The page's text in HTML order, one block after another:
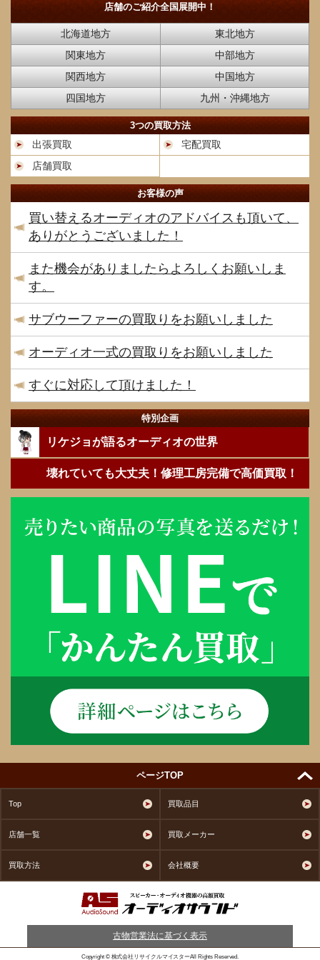
店舗のご紹介全国展開中！
北海道地方
東北地方
関東地方
中部地方
関西地方
中国地方
四国地方
九州・沖縄地方
3つの買取方法
出張買取
宅配買取
店舗買取
お客様の声
買い替えるオーディオのアドバイスも頂いて、
ありがとうございました！
また機会がありましたらよろしくお願いしま
す。
サブウーファーの買取りをお願いしました
オーディオ一式の買取りをお願いしました
すぐに対応して頂けました！
特別企画
リケジョが語るオーディオの世界
壊れていても大丈夫！修理工房完備で高価買取！
ページTOP
Top 買取品目
店舗一覧 買取メーカー
買取方法 会社概要
古物営業法に基づく表示
Copyright © 株式会社リサイクルマイスターAll Rights Reserved.